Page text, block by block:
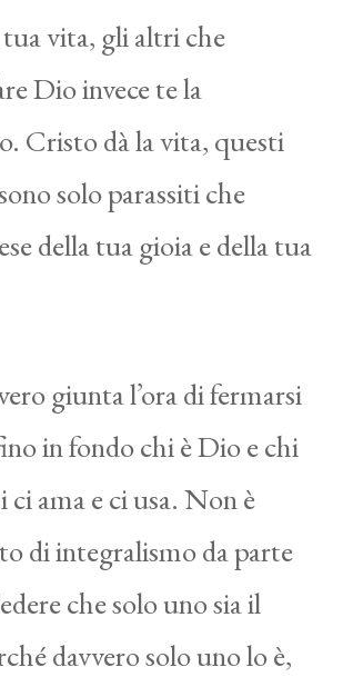
vita, gli altri che
Dio invece te la
Cristo dà la vita, questi
solo parassiti che
della tua gioia e della tua
giunta l’ora di fermarsi
in fondo chi è Dio e chi
ci ama e ci usa. Non è
di integralismo da parte
che solo uno sia il
davvero solo uno lo è,